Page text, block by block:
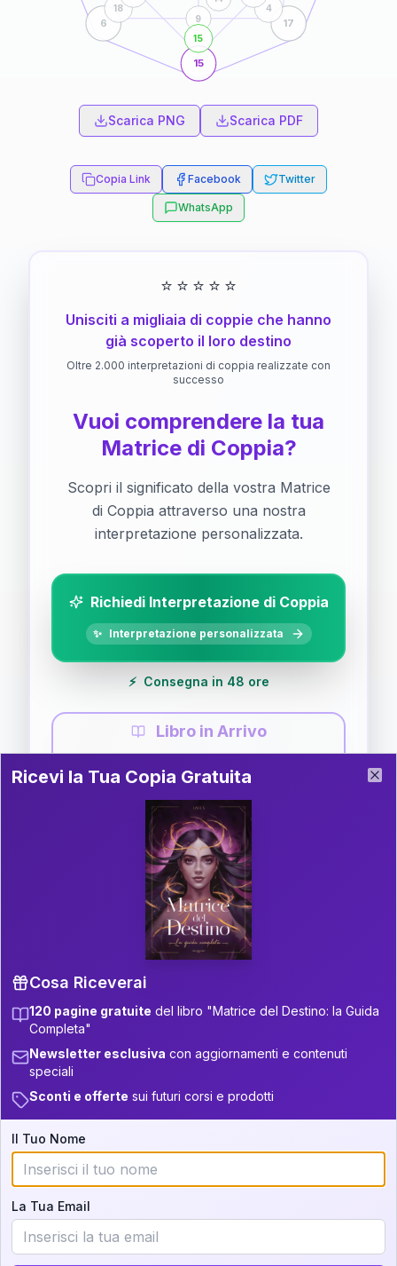
15
6 17
9
15
18 4
Scarica PNG Scarica PDF
Copia Link Facebook Twitter
WhatsApp
⭐ ⭐ ⭐ ⭐ ⭐
Unisciti a migliaia di coppie che hanno
già scoperto il loro destino
Oltre 2.000 interpretazioni di coppia realizzate con
successo
Vuoi comprendere la tua
Matrice di Coppia?
Scopri il significato della vostra Matrice
di Coppia attraverso una nostra
interpretazione personalizzata.
Richiedi Interpretazione di Coppia
✨ Interpretazione personalizzata
⚡ Consegna in 48 ore
Libro in Arrivo
Guida completa di Coppia
Il libro è in fase di scrittura. Iscriviti alla newsletter
per ricevere aggiornamenti!
P.S. Interpretazione parziale
gratuita
Scorri più in basso per vedere
un'interpretazione parziale gratuita della tua
Iscriviti alla newsletter per ricevere
aggiornamenti quando sarà disponibile.
Cosa scoprirete nella vostra
interpretazione:
💕 Come rafforzare la vostra unione
Ricevi la Tua Copia Gratuita del Libro
Ricevi la Tua Copia Gratuita
Cosa Riceverai
120 pagine gratuite del libro "Matrice del Destino: la Guida
Completa"
Newsletter esclusiva con aggiornamenti e contenuti
speciali
Sconti e offerte sui futuri corsi e prodotti
Il Tuo Nome
La Tua Email